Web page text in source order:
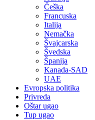
Češka
Francuska
Italija
Nemačka
Švajcarska
Švedska
Španija
Kanada-SAD
UAE
Evropska politika
Privreda
Oštar ugao
Tup ugao